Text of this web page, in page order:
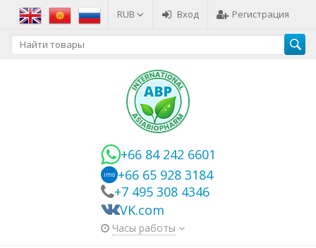
RUB Вход Регистрация
+66 84 242 6601
imo +66 65 928 3184
+7 495 308 4346
VK.com
Часы работы